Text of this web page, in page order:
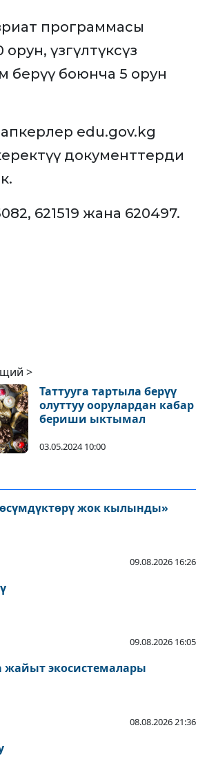
программасы
үзгүлтүксүз
берүү боюнча 5 орун
edu.gov.kg
документтерди
621519 жана 620497.
>
Таттууга тартыла берүү
олуттуу оорулардан кабар
бериши ыктымал
03.05.2024 10:00
жок кылынды»
09.08.2026 16:26
09.08.2026 16:05
экосистемалары
08.08.2026 21:36